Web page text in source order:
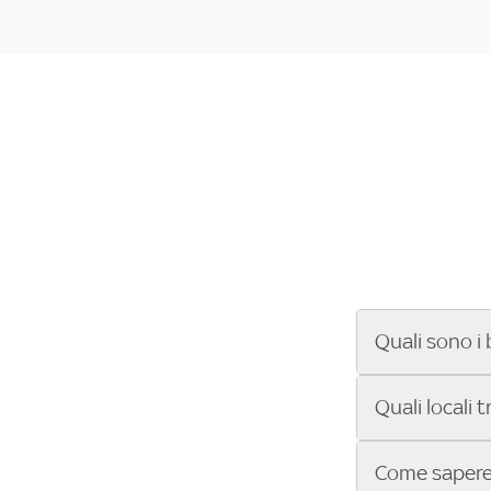
Quali sono i
Se cerchi un
ENILIVE, la
Sky Bar ti
Quali locali
Vuoi sapere
Come